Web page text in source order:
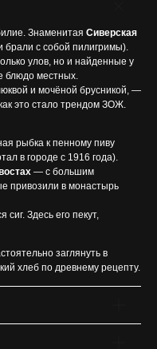
Знаменитая Сиверская
брали с собой пилигримы).
улов, но и найденные у
блюдо местных.
и мочёной брусникой, —
это стало трендом ЗОЖ.
рыбка к пенному пиву
в городе с 1916 года).
— с большим
привозили в монастырь
сиг. Здесь его пекут,
заглянуть в
хлеб по древнему рецепту.